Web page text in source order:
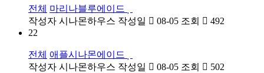
전체 마리나블루에이드
작성자 시나몬하우스 작성일 08-05 조회
492
22
전체 애플시나몬에이드
작성자 시나몬하우스 작성일 08-05 조회 502